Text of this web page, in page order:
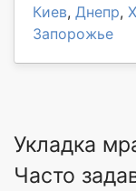
Киев, Днепр,
Запорожье
Укладка
Часто